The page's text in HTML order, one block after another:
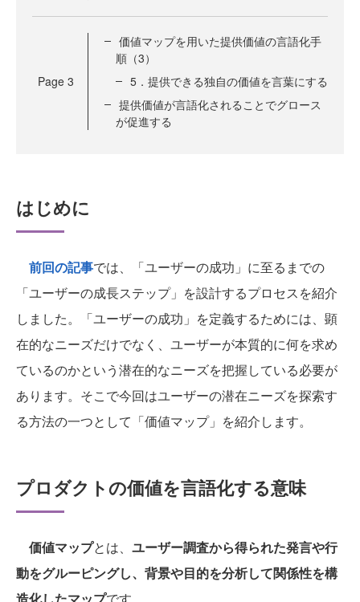
Page 3
価値マップを用いた提供価値の言語化手
順（3）
5．提供できる独自の価値を言葉にする
提供価値が言語化されることでグロース
が促進する
はじめに
前回の記事では、「ユーザーの成功」に至るまでの
「ユーザーの成長ステップ」を設計するプロセスを紹介
しました。「ユーザーの成功」を定義するためには、顕
在的なニーズだけでなく、ユーザーが本質的に何を求め
ているのかという潜在的なニーズを把握している必要が
あります。そこで今回はユーザーの潜在ニーズを探索す
る方法の一つとして「価値マップ」を紹介します。
プロダクトの価値を言語化する意味
価値マップとは、 ユーザー調査から得られた発言や行
動をグルーピングし、背景や目的を分析して関係性を構
造化したマップです。